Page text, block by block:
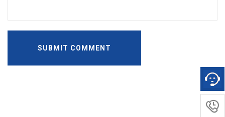
SUBMIT COMMENT
